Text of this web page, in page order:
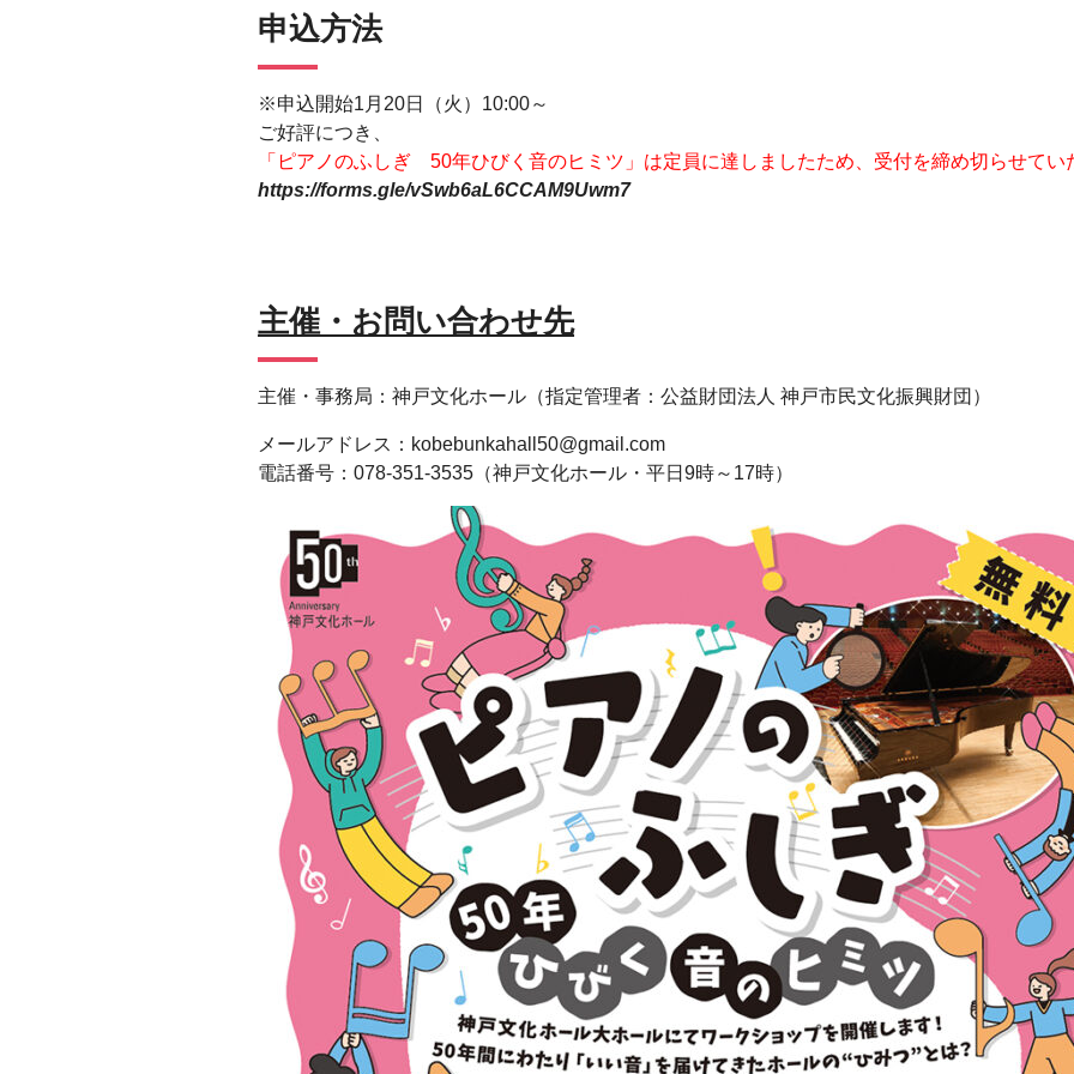
申込方法
※申込開始1月20日（火）10:00～
ご好評につき、
「ピアノのふしぎ 50年ひびく音のヒミツ」は定員に達しましたため、受付を締め切らせてい
https://forms.gle/vSwb6aL6CCAM9Uwm7
主催・お問い合わせ先
主催・事務局：神戸文化ホール（指定管理者：公益財団法人 神戸市民文化振興財団）
メールアドレス： kobebunkahall50@gmail.com
電話番号：078-351-3535（神戸文化ホール・平日9時～17時）